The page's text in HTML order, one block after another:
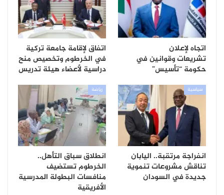
اتجاه لإعلان
تشريعات وقوانين في
حكومة “تأسيس”
اتفاق لإقامة جامعة تركية
في الخرطوم وتخصيص منح
دراسية لأعضاء هيئة تدريس
سياسية
انفراجة مرتقبة.. اليابان
تناقش مشروعات تنموية
جديدة في السودان
رياضة
انطلاق سباق التأهل..
الخرطوم تستضيف
منافسات البطولة المدرسية
الأفريقية